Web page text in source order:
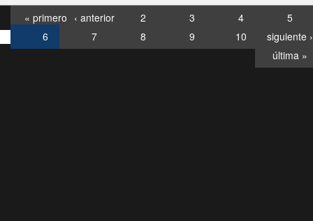
« primero ‹ anterior 2 3 4
5
6
7 8 9 10
siguiente ›
última »